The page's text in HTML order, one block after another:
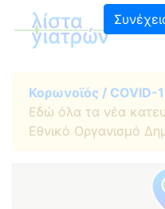
Κορωνοϊός / COVID-
Εδώ όλα τα νέα
Εθνικό Οργανισμό